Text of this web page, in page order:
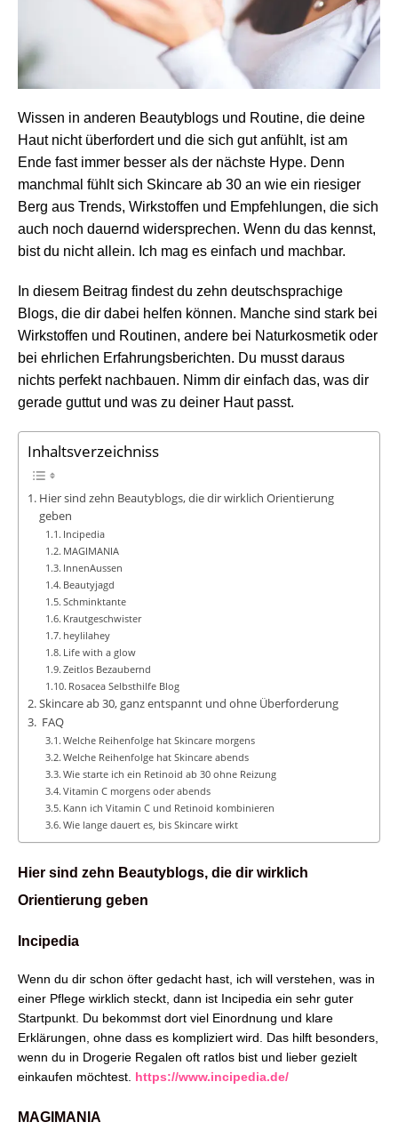
Wissen in anderen Beautyblogs und Routine, die deine
Haut nicht überfordert und die sich gut anfühlt, ist am
Ende fast immer besser als der nächste Hype. Denn
manchmal fühlt sich Skincare ab 30 an wie ein riesiger
Berg aus Trends, Wirkstoffen und Empfehlungen, die sich
auch noch dauernd widersprechen. Wenn du das kennst,
bist du nicht allein. Ich mag es einfach und machbar.
In diesem Beitrag findest du zehn deutschsprachige
Blogs, die dir dabei helfen können. Manche sind stark bei
Wirkstoffen und Routinen, andere bei Naturkosmetik oder
bei ehrlichen Erfahrungsberichten. Du musst daraus
nichts perfekt nachbauen. Nimm dir einfach das, was dir
gerade guttut und was zu deiner Haut passt.
Inhaltsverzeichniss
Hier sind zehn Beautyblogs, die dir wirklich Orientierung
geben
Incipedia
MAGIMANIA
InnenAussen
Beautyjagd
Schminktante
Krautgeschwister
heylilahey
Life with a glow
Zeitlos Bezaubernd
Rosacea Selbsthilfe Blog
Skincare ab 30, ganz entspannt und ohne Überforderung
FAQ
Welche Reihenfolge hat Skincare morgens
Welche Reihenfolge hat Skincare abends
Wie starte ich ein Retinoid ab 30 ohne Reizung
Vitamin C morgens oder abends
Kann ich Vitamin C und Retinoid kombinieren
Wie lange dauert es, bis Skincare wirkt
Hier sind zehn Beautyblogs, die dir wirklich
Orientierung geben
Incipedia
Wenn du dir schon öfter gedacht hast, ich will verstehen, was in
einer Pflege wirklich steckt, dann ist Incipedia ein sehr guter
Startpunkt. Du bekommst dort viel Einordnung und klare
Erklärungen, ohne dass es kompliziert wird. Das hilft besonders,
wenn du in Drogerie Regalen oft ratlos bist und lieber gezielt
einkaufen möchtest. https://www.incipedia.de/
MAGIMANIA